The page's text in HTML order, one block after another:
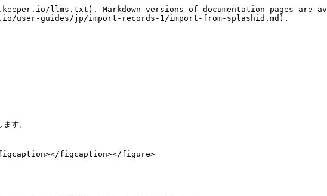
llms.txt). Markdown versions of documentation pages are
user-guides/jp/import-records-1/import-from-splashid.md).
す。
figcaption></figure>